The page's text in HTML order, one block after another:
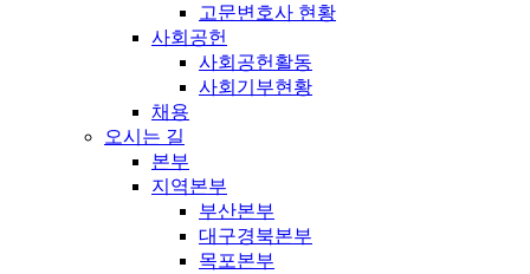
고문변호사 현황
사회공헌
사회공헌활동
사회기부현황
채용
오시는 길
본부
지역본부
부산본부
대구경북본부
목포본부